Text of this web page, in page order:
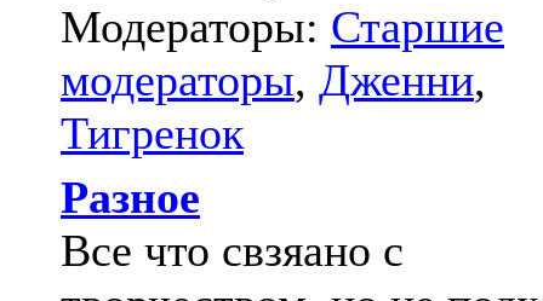
Модераторы: Старшие
модераторы, Дженни,
Тигренок
Разное
Все что свзяано с